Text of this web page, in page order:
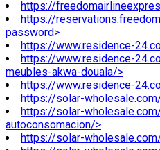
https://
https://
password>
https://www.residence-
https://www.residence-
meubles-akwa-douala/>
https://www.residence-
https://solar-
https://solar-
autoconsomacion/>
https://solar-